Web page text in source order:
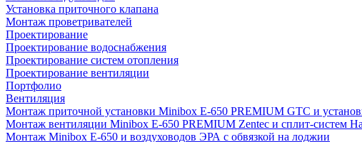
Установка приточного клапана
Монтаж проветривателей
Проектирование
Проектирование водоснабжения
Проектирование систем отопления
Проектирование вентиляции
Портфолио
Вентиляция
Монтаж приточной установки Minibox E-650 PREMIUM GTC и
Монтаж вентиляции Minibox E-650 PREMIUM Zentec и сплит-систем
Монтаж Minibox E-650 и воздуховодов ЭРА с обвязкой на лоджии